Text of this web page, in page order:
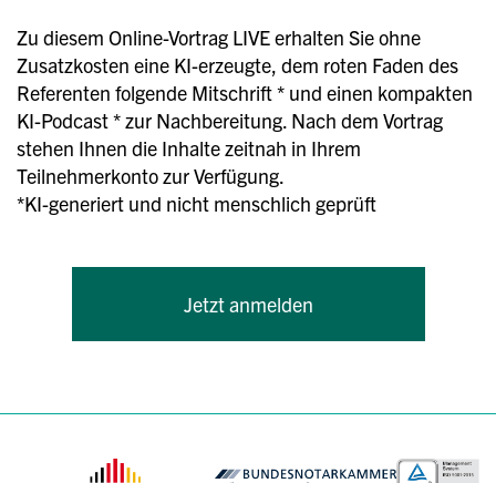
Zu diesem Online-Vortrag LIVE erhalten Sie ohne
Zusatzkosten eine KI-erzeugte, dem roten Faden des
Referenten folgende Mitschrift * und einen kompakten
KI-Podcast * zur Nachbereitung. Nach dem Vortrag
stehen Ihnen die Inhalte zeitnah in Ihrem
Teilnehmerkonto zur Verfügung.
*KI-generiert und nicht menschlich geprüft
Jetzt anmelden